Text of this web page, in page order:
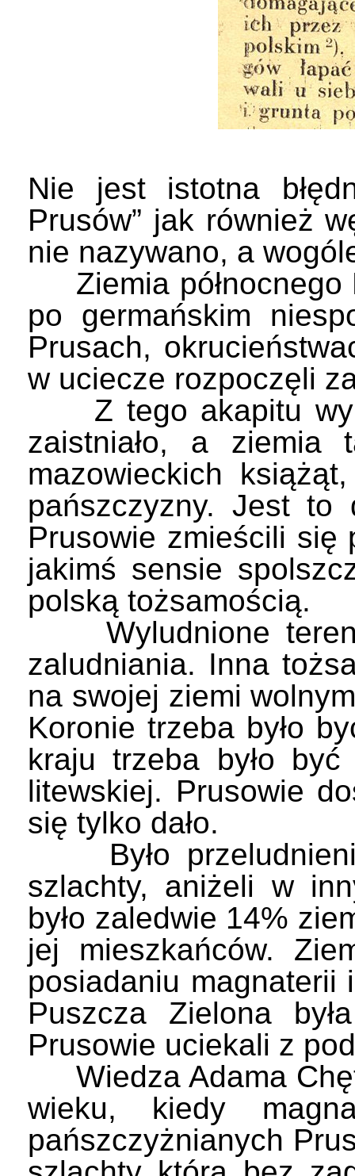
Nie jest istotna
Prusów” jak również
nie nazywano, a
Ziemia północnego
po germańskim
Prusach,
w uciecze rozpoczęli
Z tego akapitu
zaistniało, a
mazowieckich
pańszczyzny. Jest
Prusowie zmieścili się
jakimś sensie
polską tożsamością.
Wyludnione
zaludniania. Inna
na swojej ziemi
Koronie trzeba było
kraju trzeba było
litewskiej. Prusowie
się tylko dało.
Było
szlachty, aniżeli w
było zaledwie 14%
jej mieszkańców.
posiadaniu magnaterii
Puszcza Zielona
Prusowie uciekali z
Wiedza Adama
wieku, kiedy
pańszczyżnianych